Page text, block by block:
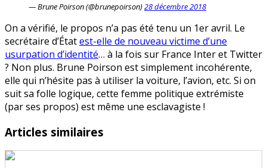
— Brune Poirson (@brunepoirson)28 décembre 2018
On a vérifié, le propos n’a pas été tenu un 1er avril. Le
secrétaire d’Étatest-elle de nouveau victime d’une
usurpation d’identité… à la fois sur France Inter et Twitter
? Non plus. Brune Poirson est simplement incohérente,
elle qui n’hésite pas à utiliser la voiture, l’avion, etc. Si on
suit sa folle logique, cette femme politique extrémiste
(par ses propos) est même une esclavagiste !
Articles similaires